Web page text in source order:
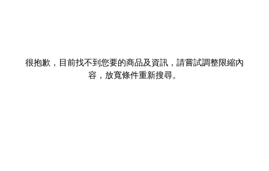
很抱歉，目前找不到您要的商品及資訊，請嘗試調整限縮內
容，放寬條件重新搜尋。